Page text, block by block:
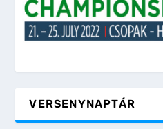
VERSENYNAPTÁR